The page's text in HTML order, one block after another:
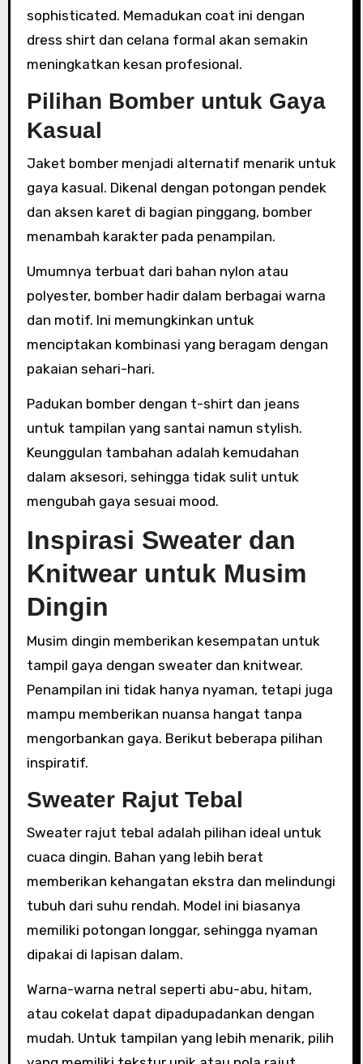
sophisticated. Memadukan coat ini dengan
dress shirt dan celana formal akan semakin
meningkatkan kesan profesional.
Pilihan Bomber untuk Gaya
Kasual
Jaket bomber menjadi alternatif menarik untuk
gaya kasual. Dikenal dengan potongan pendek
dan aksen karet di bagian pinggang, bomber
menambah karakter pada penampilan.
Umumnya terbuat dari bahan nylon atau
polyester, bomber hadir dalam berbagai warna
dan motif. Ini memungkinkan untuk
menciptakan kombinasi yang beragam dengan
pakaian sehari-hari.
Padukan bomber dengan t-shirt dan jeans
untuk tampilan yang santai namun stylish.
Keunggulan tambahan adalah kemudahan
dalam aksesori, sehingga tidak sulit untuk
mengubah gaya sesuai mood.
Inspirasi Sweater dan
Knitwear untuk Musim
Dingin
Musim dingin memberikan kesempatan untuk
tampil gaya dengan sweater dan knitwear.
Penampilan ini tidak hanya nyaman, tetapi juga
mampu memberikan nuansa hangat tanpa
mengorbankan gaya. Berikut beberapa pilihan
inspiratif.
Sweater Rajut Tebal
Sweater rajut tebal adalah pilihan ideal untuk
cuaca dingin. Bahan yang lebih berat
memberikan kehangatan ekstra dan melindungi
tubuh dari suhu rendah. Model ini biasanya
memiliki potongan longgar, sehingga nyaman
dipakai di lapisan dalam.
Warna-warna netral seperti abu-abu, hitam,
atau cokelat dapat dipadupadankan dengan
mudah. Untuk tampilan yang lebih menarik, pilih